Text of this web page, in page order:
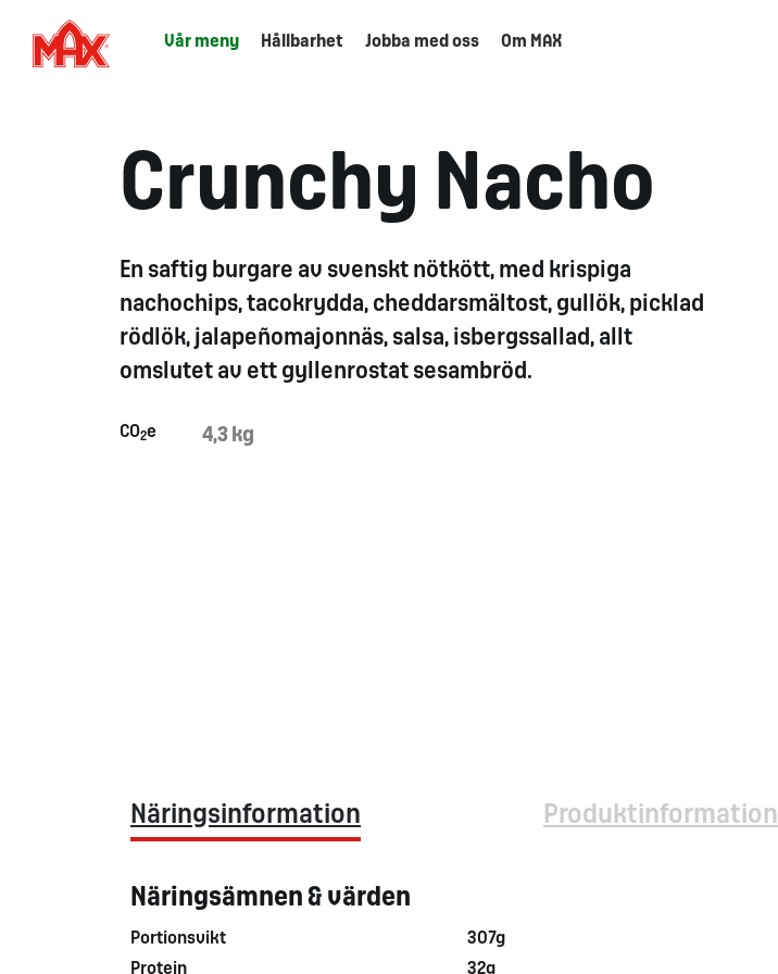
Vår meny Hållbarhet Jobba med oss Om MAX
Crunchy Nacho
En saftig burgare av svenskt nötkött, med krispiga
nachochips, tacokrydda, cheddarsmältost, gullök, picklad
rödlök, jalapeñomajonnäs, salsa, isbergssallad, allt
omslutet av ett gyllenrostat sesambröd.
CO2e 4,3 kg
Näringsinformation Produktinformation
Näringsämnen & värden
Portionsvikt
307g
Protein
32g